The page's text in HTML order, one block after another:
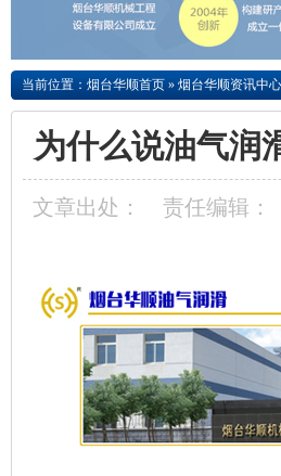
当前位置： 烟台华顺首页 » 烟台华顺资讯中心
为什么说油气润
文章出处： 责任编辑：